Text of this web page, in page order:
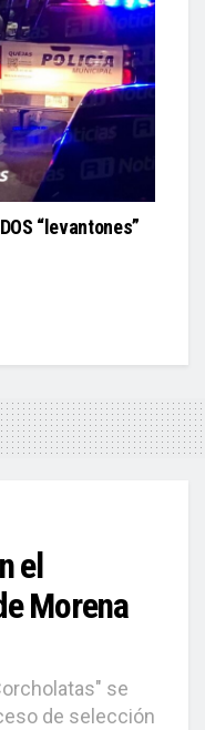
“levantones”
el
Morena
se
de selección